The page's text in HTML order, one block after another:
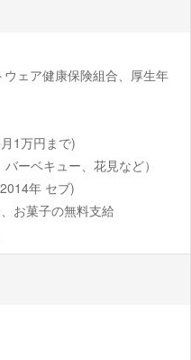
ェア健康保険組合、厚生年
1万円まで)
ーベキュー、花見など）
年 セブ)
お菓子の無料支給